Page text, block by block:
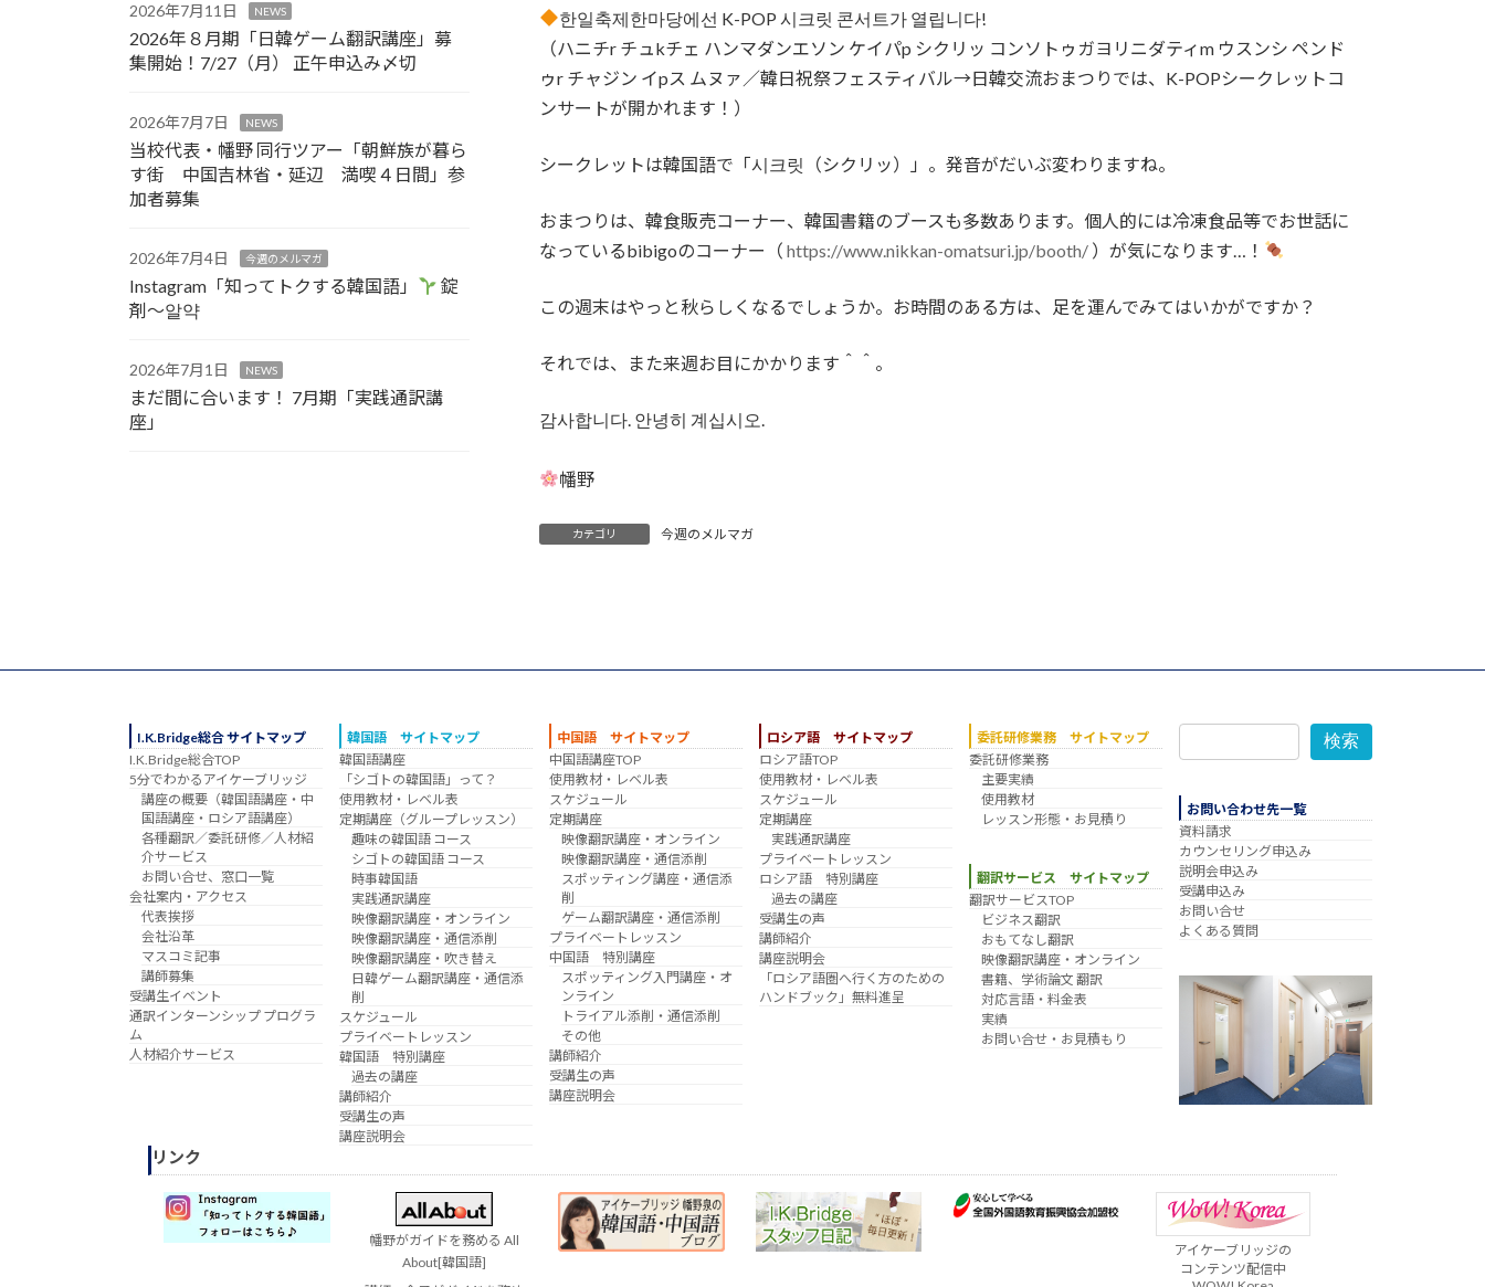
한일축제한마당에선 K-POP 시크릿 콘서트가 열립니다!
（ハニチr チュkチェ ハンマダンエソン ケイパp シクリッ コンソトゥガヨリニダティm ウスンシ ペンド
ゥr チャジン イpス ムヌァ／韓日祝祭フェスティバル→日韓交流おまつりでは、K-POPシークレットコ
ンサートが開かれます！）
シークレットは韓国語で「시크릿（シクリッ）」。発音がだいぶ変わりますね。
おまつりは、韓食販売コーナー、韓国書籍のブースも多数あります。個人的には冷凍食品等でお世話に
なっているbibigoのコーナー（ https://www.nikkan-omatsuri.jp/booth/）が気になります…！
この週末はやっと秋らしくなるでしょうか。お時間のある方は、足を運んでみてはいかがですか？
それでは、また来週お目にかかります＾＾。
감사합니다. 안녕히 계십시오.
幡野
カテゴリ 今週のメルマガ
2026年7月11日 NEWS
2026年８月期「日韓ゲーム翻訳講座」募
集開始！7/27（月） 正午申込み〆切
2026年7月7日 NEWS
当校代表・幡野 同行ツアー「朝鮮族が暮ら
す街 中国吉林省・延辺 満喫４日間」参
加者募集
2026年7月4日 今週のメルマガ
Instagram「知ってトクする韓国語」
錠
剤～알약
2026年7月1日 NEWS
まだ間に合います！ 7月期「実践通訳講
座」
I.K.Bridge総合 サイトマップ
I.K.Bridge総合TOP
5分でわかるアイケーブリッジ
講座の概要（韓国語講座・中
国語講座・ロシア語講座）
各種翻訳／委託研修／人材紹
介サービス
お問い合せ、窓口一覧
会社案内・アクセス
代表挨拶
会社沿革
マスコミ記事
講師募集
受講生イベント
通訳インターンシップ プログラ
ム
人材紹介サービス
韓国語 サイトマップ
韓国語講座
「シゴトの韓国語」って？
使用教材・レベル表
定期講座（グループレッスン）
趣味の韓国語 コース
シゴトの韓国語 コース
時事韓国語
実践通訳講座
映像翻訳講座・オンライン
映像翻訳講座・通信添削
映像翻訳講座・吹き替え
日韓ゲーム翻訳講座・通信添
削
スケジュール
プライベートレッスン
韓国語 特別講座
過去の講座
講師紹介
受講生の声
講座説明会
中国語 サイトマップ
中国語講座TOP
使用教材・レベル表
スケジュール
定期講座
映像翻訳講座・オンライン
映像翻訳講座・通信添削
スポッティング講座・通信添
削
ゲーム翻訳講座・通信添削
プライベートレッスン
中国語 特別講座
スポッティング入門講座・オ
ンライン
トライアル添削・通信添削
その他
講師紹介
受講生の声
講座説明会
ロシア語 サイトマップ
ロシア語TOP
使用教材・レベル表
スケジュール
定期講座
実践通訳講座
プライベートレッスン
ロシア語 特別講座
過去の講座
受講生の声
講師紹介
講座説明会
「ロシア語圏へ行く方のための
ハンドブック」無料進呈
委託研修業務 サイトマップ
委託研修業務
主要実績
使用教材
レッスン形態・お見積り
翻訳サービス サイトマップ
翻訳サービスTOP
ビジネス翻訳
おもてなし翻訳
映像翻訳講座・オンライン
書籍、学術論文 翻訳
対応言語・料金表
実績
お問い合せ・お見積もり
検索
お問い合わせ先一覧
資料請求
カウンセリング申込み
説明会申込み
受講申込み
お問い合せ
よくある質問
リンク
幡野がガイドを務める All
About[韓国語]
アイケーブリッジの
コンテンツ配信中